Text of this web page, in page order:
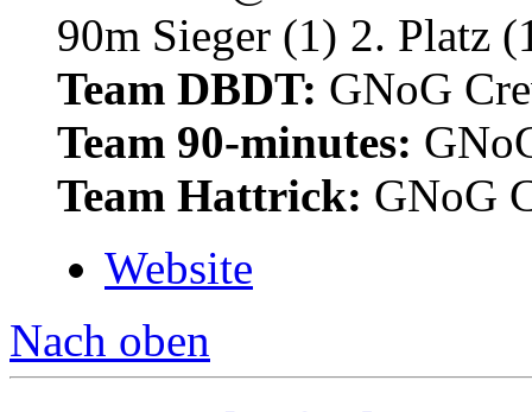
Team DBDT: GNoG
Team 90-minutes:
Team Hattrick: GNoG
Website
Nach oben